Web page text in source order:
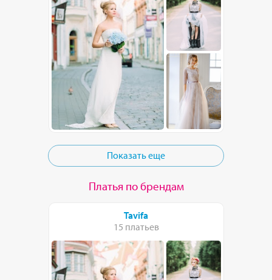
Показать еще
Платья по брендам
Tavifa
15 платьев